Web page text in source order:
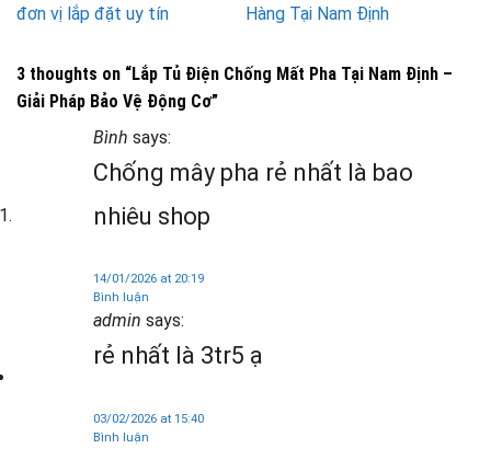
đơn vị lắp đặt uy tín
Hàng Tại Nam Định
3 thoughts on “Lắp Tủ Điện Chống Mất Pha Tại Nam Định –
Giải Pháp Bảo Vệ Động Cơ”
Bình says:
Chống mây pha rẻ nhất là bao
nhiêu shop
14/01/2026 at 20:19
Bình luận
admin says:
rẻ nhất là 3tr5 ạ
03/02/2026 at 15:40
Bình luận